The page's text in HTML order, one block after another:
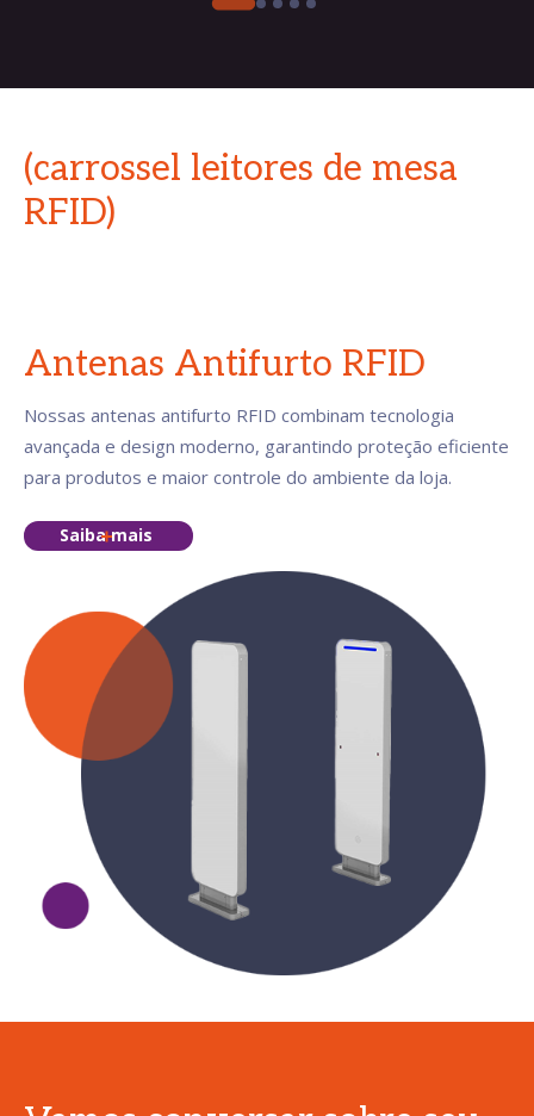
(carrossel leitores de mesa
RFID)
Antenas Antifurto RFID
Nossas antenas antifurto RFID combinam tecnologia
avançada e design moderno, garantindo proteção eficiente
para produtos e maior controle do ambiente da loja.
Saiba mais